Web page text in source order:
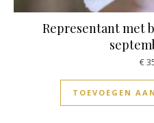
Representant met
€
TOEVOEGEN